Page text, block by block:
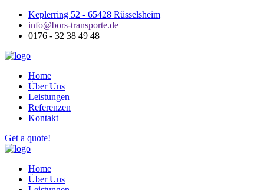
Keplerring 52 - 65428 Rüsselsheim
info@bors-transporte.de
0176 - 32 38 49 48
Home
Über Uns
Leistungen
Referenzen
Kontakt
Get a quote!
Home
Über Uns